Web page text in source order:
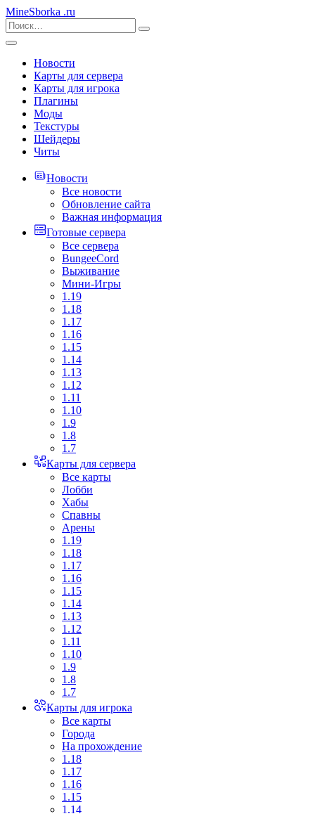
MineSborka .ru
Новости
Карты для сервера
Карты для игрока
Плагины
Моды
Текстуры
Шейдеры
Читы
Новости
Все новости
Обновление сайта
Важная информация
Готовые сервера
Все сервера
BungeeCord
Выживание
Мини-Игры
1.19
1.18
1.17
1.16
1.15
1.14
1.13
1.12
1.11
1.10
1.9
1.8
1.7
Карты для сервера
Все карты
Лобби
Хабы
Спавны
Арены
1.19
1.18
1.17
1.16
1.15
1.14
1.13
1.12
1.11
1.10
1.9
1.8
1.7
Карты для игрока
Все карты
Города
На прохождение
1.18
1.17
1.16
1.15
1.14